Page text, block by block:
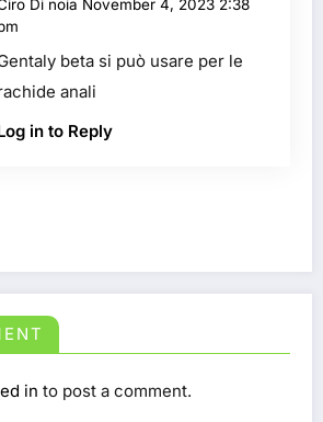
Di noia November 4, 2023 2:38
beta si può usare per le
anali
in to Reply
in to post a comment.